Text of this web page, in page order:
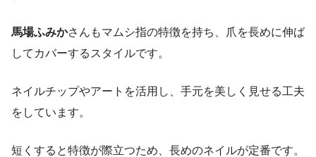
馬場ふみかさんもマムシ指の特徴を持ち、爪を長めに伸ば
してカバーするスタイルです。
ネイルチップやアートを活用し、手元を美しく見せる工夫
をしています。
短くすると特徴が際立つため、長めのネイルが定番です。